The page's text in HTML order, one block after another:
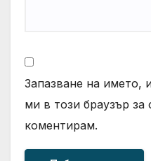
Запазване на името,
ми в този браузър за
коментирам.